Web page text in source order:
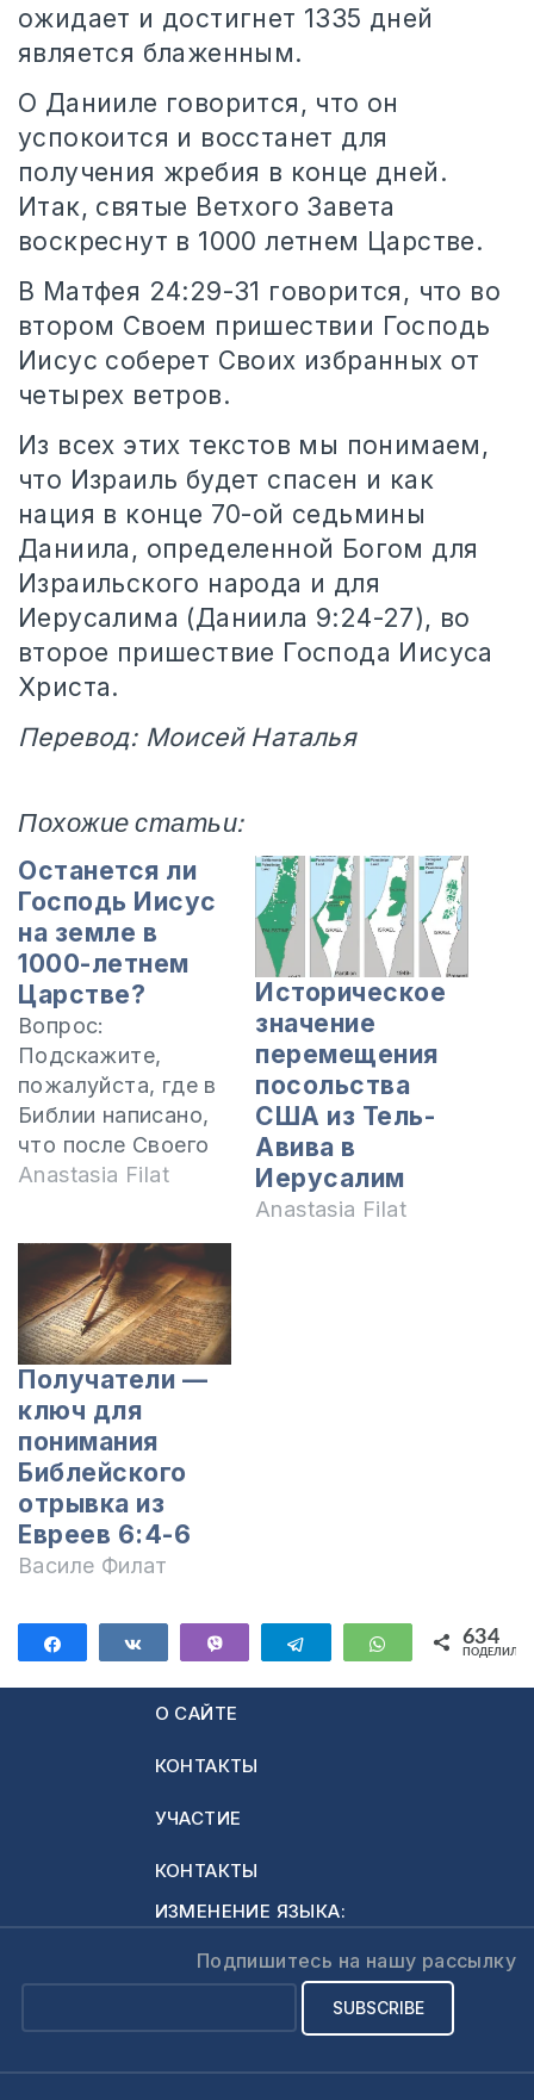
ожидает и достигнет 1335 дней
является блаженным.
О Данииле говорится, что он
успокоится и восстанет для
получения жребия в конце дней.
Итак, святые Ветхого Завета
воскреснут в 1000 летнем Царстве.
В Матфея 24:29-31 говорится, что во
втором Своем пришествии Господь
Иисус соберет Своих избранных от
четырех ветров.
Из всех этих текстов мы понимаем,
что Израиль будет спасен и как
нация в конце 70-ой седьмины
Даниила, определенной Богом для
Израильского народа и для
Иерусалима (Даниила 9:24-27), во
второе пришествие Господа Иисуса
Христа.
Перевод: Моисей Наталья
Похожие статьи:
Останется ли
Господь Иисус
на земле в
1000-летнем
Царстве?
Вопрос:
Подскажите,
пожалуйста, где в
Библии написано,
что после Своего
Второго
останется на
земле в 1000-
летнем Царстве?
Где будет
находиться Святой
город Новый
Иерусалим во
время 1000-
летнего Царства?
Я так понимаю, что
на небесах. Но, как
Новый Иерусалим
будет на небесах,
Anastasia Filat
Историческое
значение
перемещения
посольства
США из Тель-
Авива в
Иерусалим
Anastasia Filat
Получатели —
ключ для
понимания
Библейского
отрывка из
Евреев 6:4-6
Василе Филат
ПоделитьсяПоделиться Telegram WhatsApp
634
О САЙТЕ
КОНТАКТЫ
УЧАСТИЕ
КОНТАКТЫ
ИЗМЕНЕНИЕ ЯЗЫКА:
Подпишитесь на нашу рассылку